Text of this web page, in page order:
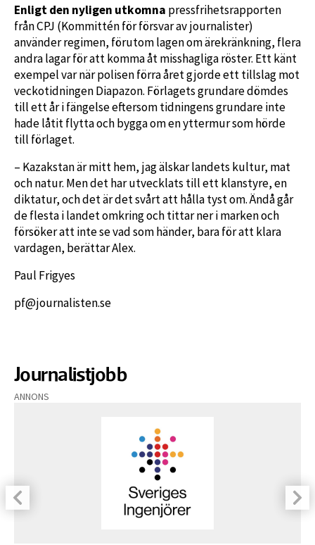
Enligt den nyligen utkomna pressfrihetsrapporten
från CPJ (Kommittén för försvar av journalister)
använder regimen, förutom lagen om ärekränkning, flera
andra lagar för att komma åt misshagliga röster. Ett känt
exempel var när polisen förra året gjorde ett tillslag mot
veckotidningen Diapazon. Förlagets grundare dömdes
till ett år i fängelse eftersom tidningens grundare inte
hade låtit flytta och bygga om en yttermur som hörde
till förlaget.
– Kazakstan är mitt hem, jag älskar landets kultur, mat
och natur. Men det har utvecklats till ett klanstyre, en
diktatur, och det är det svårt att hålla tyst om. Ändå går
de flesta i landet omkring och tittar ner i marken och
försöker att inte se vad som händer, bara för att klara
vardagen, berättar Alex.
Paul Frigyes
pf@journalisten.se
Journalistjobb
ANNONS